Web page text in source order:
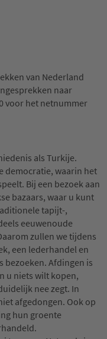
van Nederland
naar
voor het netnummer
als Turkije.
democratie, waarin het
Bij een bezoek aan
bazaars, waar u kunt
tapijt-,
eeuwenoude
zullen we tijdens
een lederhandel en
Afdingen is
u niets wilt kopen,
nee zegt. In
afgedongen. Ook op
hun groente